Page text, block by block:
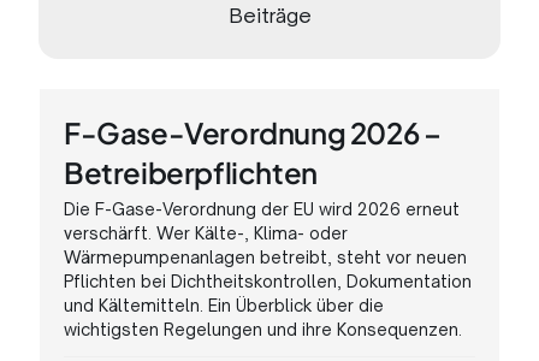
Beiträge
F-Gase-Verordnung 2026 –
Betreiberpflichten
Die F-Gase-Verordnung der EU wird 2026 erneut
verschärft. Wer Kälte-, Klima- oder
Wärmepumpenanlagen betreibt, steht vor neuen
Pflichten bei Dichtheitskontrollen, Dokumentation
und Kältemitteln. Ein Überblick über die
wichtigsten Regelungen und ihre Konsequenzen.